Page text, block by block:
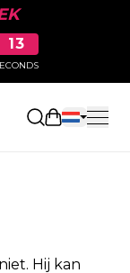
13
Hij kan